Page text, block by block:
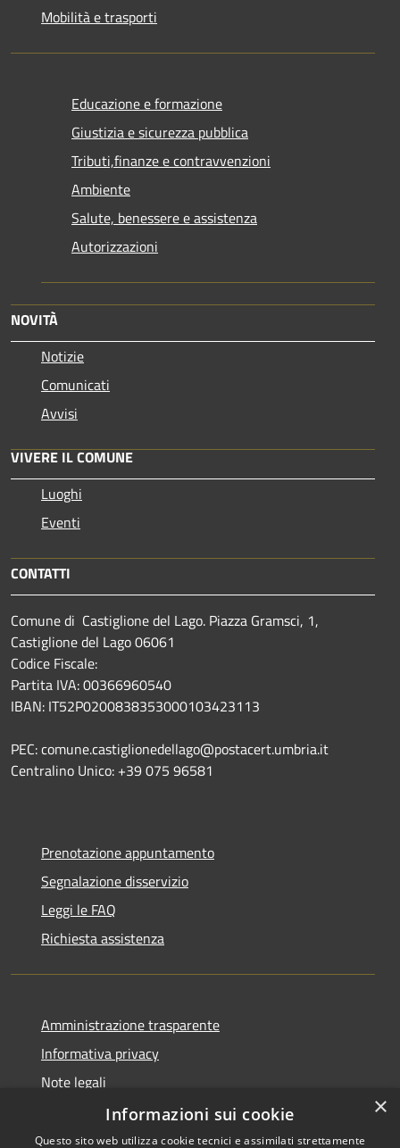
Mobilità e trasporti
Educazione e formazione
Giustizia e sicurezza pubblica
Tributi,finanze e contravvenzioni
Ambiente
Salute, benessere e assistenza
Autorizzazioni
NOVITÀ
Notizie
Comunicati
Avvisi
VIVERE IL COMUNE
Luoghi
Eventi
CONTATTI
Comune di Castiglione del Lago. Piazza Gramsci, 1,
Castiglione del Lago 06061
Codice Fiscale:
Partita IVA: 00366960540
IBAN: IT52P0200838353000103423113
PEC: comune.castiglionedellago@postacert.umbria.it
Centralino Unico: +39 075 96581
Prenotazione appuntamento
Segnalazione disservizio
Leggi le FAQ
Richiesta assistenza
Amministrazione trasparente
Informativa privacy
Note legali
Dichiarazione di accessibilità
×
Informazioni sui cookie
Questo sito web utilizza cookie tecnici e assimilati strettamente